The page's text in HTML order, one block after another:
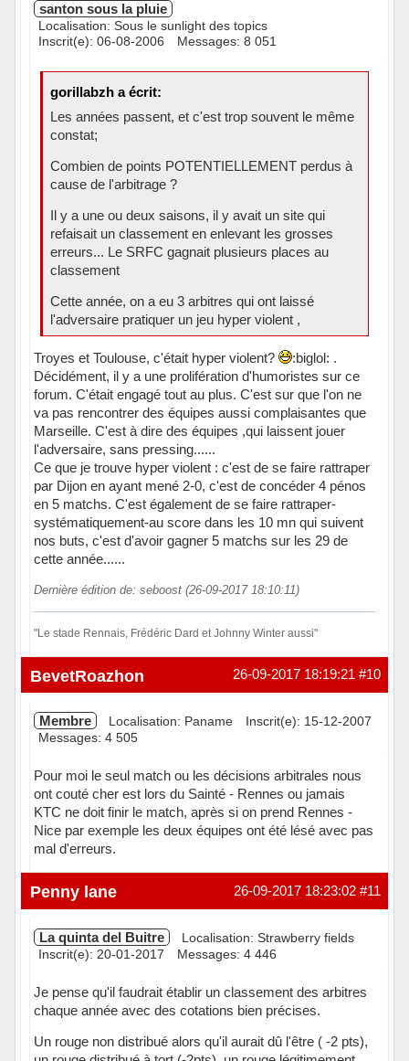
santon sous la pluie
Localisation: Sous le sunlight des topics
Inscrit(e): 06-08-2006
Messages: 8 051
gorillabzh a écrit:
Les années passent, et c'est trop souvent le même
constat;
Combien de points POTENTIELLEMENT perdus à
cause de l'arbitrage ?
Il y a une ou deux saisons, il y avait un site qui
refaisait un classement en enlevant les grosses
erreurs... Le SRFC gagnait plusieurs places au
classement
Cette année, on a eu 3 arbitres qui ont laissé
l'adversaire pratiquer un jeu hyper violent ,
Troyes et Toulouse, c'était hyper violent?
:biglol: .
Décidément, il y a une prolifération d'humoristes sur ce
forum. C'était engagé tout au plus. C'est sur que l'on ne
va pas rencontrer des équipes aussi complaisantes que
Marseille. C'est à dire des équipes ,qui laissent jouer
l'adversaire, sans pressing......
Ce que je trouve hyper violent : c'est de se faire rattraper
par Dijon en ayant mené 2-0, c'est de concéder 4 pénos
en 5 matchs. C'est également de se faire rattraper-
systématiquement-au score dans les 10 mn qui suivent
nos buts, c'est d'avoir gagner 5 matchs sur les 29 de
cette année......
Dernière édition de: seboost (26-09-2017 18:10:11)
"Le stade Rennais, Frédéric Dard et Johnny Winter aussi"
Hors ligne #10
26-09-2017 18:19:21
BevetRoazhon
Membre Localisation: Paname
Inscrit(e): 15-12-2007
Messages: 4 505
Pour moi le seul match ou les décisions arbitrales nous
ont couté cher est lors du Sainté - Rennes ou jamais
KTC ne doit finir le match, après si on prend Rennes -
Nice par exemple les deux équipes ont été lésé avec pas
mal d'erreurs.
Hors ligne #11
26-09-2017 18:23:02
Penny lane
La quinta del Buitre
Localisation: Strawberry fields
Inscrit(e): 20-01-2017
Messages: 4 446
Je pense qu'il faudrait établir un classement des arbitres
chaque année avec des cotations bien précises.
Un rouge non distribué alors qu'il aurait dû l'être ( -2 pts),